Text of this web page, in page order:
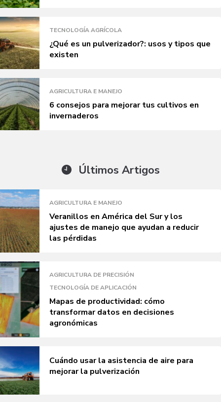
TECNOLOGÍA AGRÍCOLA
¿Qué es un pulverizador?: usos y tipos que
existen
AGRICULTURA E MANEJO
6 consejos para mejorar tus cultivos en
invernaderos
Últimos Artigos
AGRICULTURA E MANEJO
Veranillos en América del Sur y los
ajustes de manejo que ayudan a reducir
las pérdidas
AGRICULTURA DE PRECISIÓN
TECNOLOGÍA DE APLICACIÓN
Mapas de productividad: cómo
transformar datos en decisiones
agronómicas
Cuándo usar la asistencia de aire para
mejorar la pulverización